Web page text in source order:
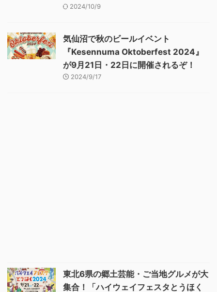
2024/10/9
気仙沼で秋のビールイベント
『Kesennuma Oktoberfest 2024』
が9月21日・22日に開催されるぞ！
2024/9/17
東北6県の郷土芸能・ご当地グルメが大
集合！「ハイウェイフェスタとうほく